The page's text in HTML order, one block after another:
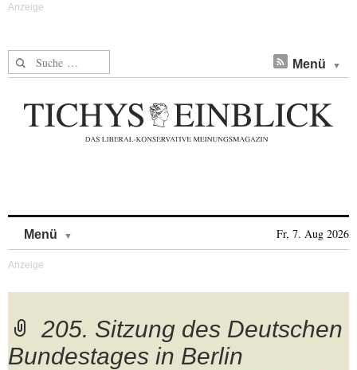
Suche nach: Menü
Menü Fr, 7. Aug 2026
205. Sitzung des Deutschen
Bundestages in Berlin